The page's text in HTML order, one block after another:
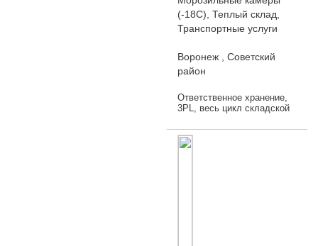
(-18С), Теплый склад,
Транспортные услуги
Воронеж , Советский
район
Ответственное хранение,
3PL, весь цикл складской
использованием новейших
технологий. Склад класса
А, температурные режимы